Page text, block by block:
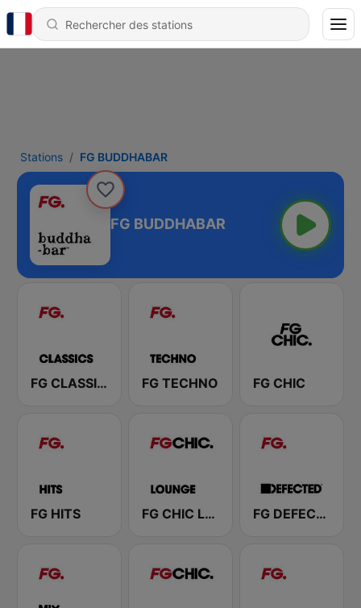
Stations FG BUDDHABAR
FG BUDDHABAR
FG CLASSICS FG TECHNO FG CHIC
FG HITS FG CHIC LOUNGE FG DEFECTED